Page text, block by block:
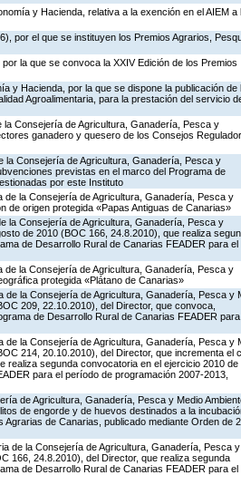
y Hacienda, relativa a la exención en el AIEM a
por el que se instituyen los Premios Agrarios,
la que se convoca la XXIV Edición de los Premios
y Hacienda, por la que se dispone la publicación de
Agroalimentaria, para la prestación del servicio
la Consejería de Agricultura, Ganadería, Pesca y
ganadero y quesero de los Consejos
la Consejería de Agricultura, Ganadería, Pesca y
previstas en el marco del Programa de
por este Instituto
de la Consejería de Agricultura, Ganadería, Pesca y
de origen protegida «Papas Antiguas de Canarias»
la Consejería de Agricultura, Ganadería, Pesca y
de 2010 (BOC 166, 24.8.2010), que realiza
de Desarrollo Rural de Canarias FEADER para el
de la Consejería de Agricultura, Ganadería, Pesca y
protegida «Plátano de Canarias»
de la Consejería de Agricultura, Ganadería, Pesca y
209, 22.10.2010), del Director, que convoca,
de Desarrollo Rural de Canarias FEADER para
de la Consejería de Agricultura, Ganadería, Pesca y
214, 20.10.2010), del Director, que incrementa el
realiza segunda convocatoria en el ejercicio 2010 de
para el período de programación 2007-2013,
de Agricultura, Ganadería, Pesca y Medio
de engorde y de huevos destinados a la
de Canarias, publicado mediante Orden de
de la Consejería de Agricultura, Ganadería, Pesca
166, 24.8.2010), del Director, que realiza segunda
de Desarrollo Rural de Canarias FEADER para el